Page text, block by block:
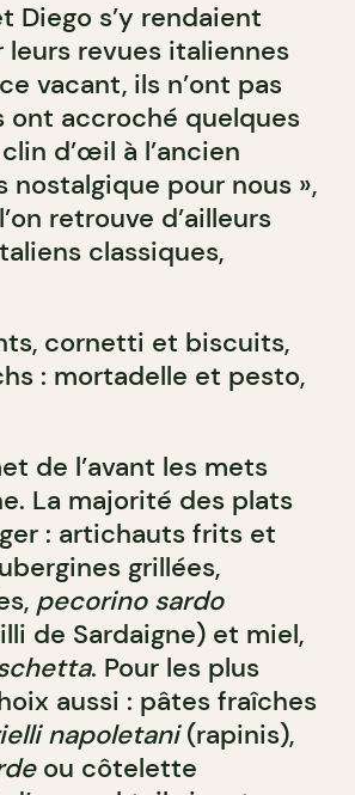
Diego s’y rendaient
revues italiennes
vacant, ils n’ont pas
ont accroché quelques
d’œil à l’ancien
nostalgique pour nous »,
retrouve d’ailleurs
classiques,
cornetti et biscuits,
: mortadelle et pesto,
de l’avant les mets
La majorité des plats
: artichauts frits et
grillées,
pecorino sardo
de Sardaigne) et miel,
. Pour les plus
aussi : pâtes fraîches
napoletani(rapinis),
ou côtelette